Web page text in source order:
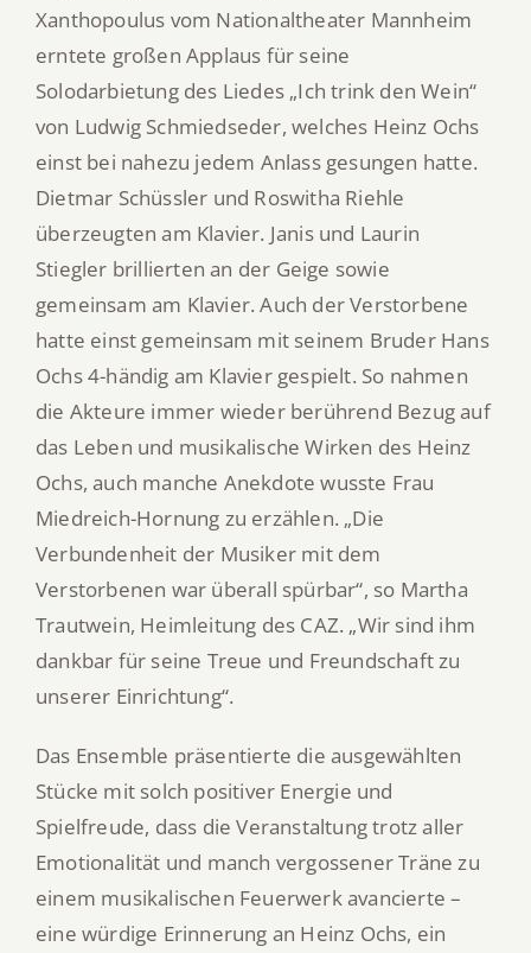
Xanthopoulus vom Nationaltheater Mannheim
erntete großen Applaus für seine
Solodarbietung des Liedes „Ich trink den Wein“
von Ludwig Schmiedseder, welches Heinz Ochs
einst bei nahezu jedem Anlass gesungen hatte.
Dietmar Schüssler und Roswitha Riehle
überzeugten am Klavier. Janis und Laurin
Stiegler brillierten an der Geige sowie
gemeinsam am Klavier. Auch der Verstorbene
hatte einst gemeinsam mit seinem Bruder Hans
Ochs 4-händig am Klavier gespielt. So nahmen
die Akteure immer wieder berührend Bezug auf
das Leben und musikalische Wirken des Heinz
Ochs, auch manche Anekdote wusste Frau
Miedreich-Hornung zu erzählen. „Die
Verbundenheit der Musiker mit dem
Verstorbenen war überall spürbar“, so Martha
Trautwein, Heimleitung des CAZ. „Wir sind ihm
dankbar für seine Treue und Freundschaft zu
unserer Einrichtung“.
Das Ensemble präsentierte die ausgewählten
Stücke mit solch positiver Energie und
Spielfreude, dass die Veranstaltung trotz aller
Emotionalität und manch vergossener Träne zu
einem musikalischen Feuerwerk avancierte –
eine würdige Erinnerung an Heinz Ochs, ein